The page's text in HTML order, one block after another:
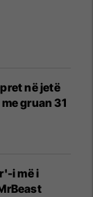
në jetë
gruan 31
i më i